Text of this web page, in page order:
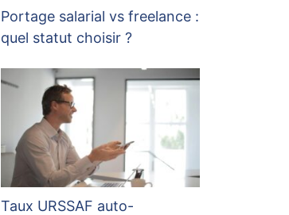
Portage salarial vs freelance :
quel statut choisir ?
Taux URSSAF auto-